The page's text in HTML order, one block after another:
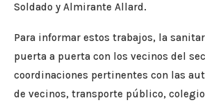
Soldado y Almirante Allard.
Para informar estos trabajos, la
puerta a puerta con los vecinos del
coordinaciones pertinentes con las
de vecinos, transporte público,